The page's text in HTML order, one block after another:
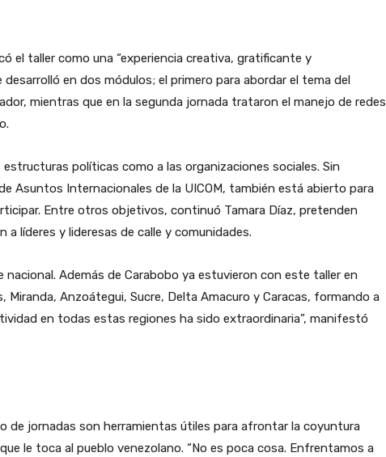
el taller como una “experiencia creativa, gratificante y
en dos módulos; el primero para abordar el tema del
mientras que en la segunda jornada trataron el manejo de redes
políticas como a las organizaciones sociales. Sin
Asuntos Internacionales de la UICOM, también está abierto para
Entre otros objetivos, continuó Tamara Díaz, pretenden
líderes y lideresas de calle y comunidades.
nacional. Además de Carabobo ya estuvieron con este taller en
Miranda, Anzoátegui, Sucre, Delta Amacuro y Caracas, formando a
en todas estas regiones ha sido extraordinaria”, manifestó
de jornadas son herramientas útiles para afrontar la coyuntura
le toca al pueblo venezolano. “No es poca cosa. Enfrentamos a